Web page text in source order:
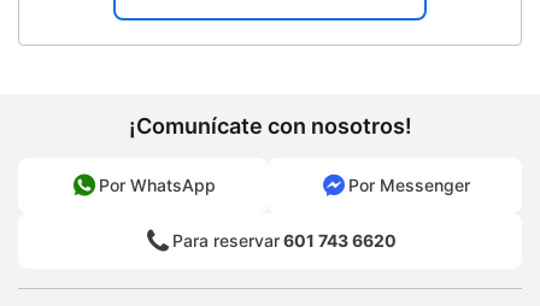
Supermercado o tienda de conveniencia
Biblioteca de negocios
Servicio de limpieza a petición
Golf
¡Comunícate con nosotros!
Por WhatsApp Por Messenger
Para reservar601 743 6620